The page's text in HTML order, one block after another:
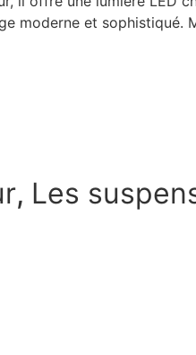
moderne et sophistiqué.
, Les